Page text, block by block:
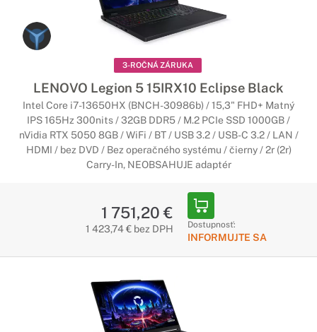
3-ROČNÁ ZÁRUKA
LENOVO Legion 5 15IRX10 Eclipse Black
Intel Core i7-13650HX (BNCH-30986b) / 15,3" FHD+ Matný
IPS 165Hz 300nits / 32GB DDR5 / M.2 PCIe SSD 1000GB /
nVidia RTX 5050 8GB / WiFi / BT / USB 3.2 / USB-C 3.2 / LAN /
HDMI / bez DVD / Bez operačného systému / čierny / 2r (2r)
Carry-In, NEOBSAHUJE adaptér
1 751,20 €
1 423,74 € bez DPH Dostupnosť:
INFORMUJTE SA